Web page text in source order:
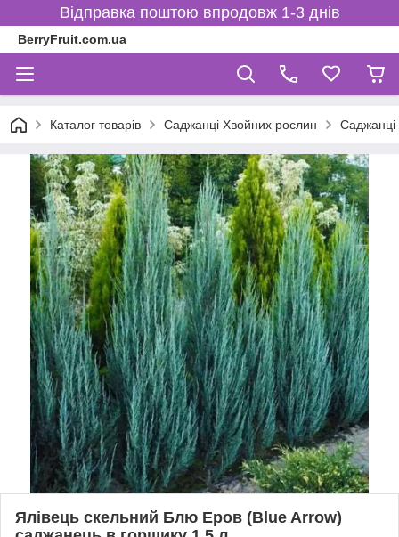
Відправка поштою впродовж 1-3 днів
BerryFruit.com.ua
Каталог товарів Саджанці Хвойних рослин Саджанці
Ялівець скельний Блю Еров (Blue Arrow)